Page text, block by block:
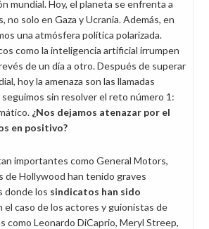
mundial. Hoy, el planeta se enfrenta a
no solo en Gaza y Ucrania. Además, en
una atmósfera política polarizada.
como la inteligencia artificial irrumpen
de un día a otro. Después de superar
hoy la amenaza son las llamadas
seguimos sin resolver el reto número 1:
¿Nos dejamos atenazar por el
en positivo?
importantes como General Motors,
de Hollywood han tenido graves
donde los sindicatos han sido
el caso de los actores y guionistas de
como Leonardo DiCaprio, Meryl Streep,